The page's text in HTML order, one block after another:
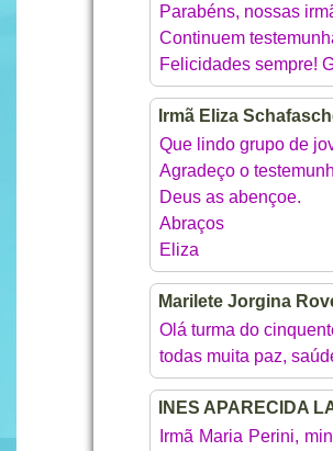
Parabéns, nossas
Continuem
Felicidades sempre!
Irmã Eliza
Que lindo grupo de
Agradeço o
Deus as abençoe.
Abraços
Eliza
Marilete Jorgina
Olá turma do
todas muita paz,
INES APARECIDA
Irmã Maria Perini,